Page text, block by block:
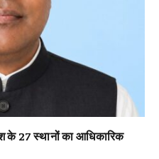
के 27 स्थानों का आधिकारिक